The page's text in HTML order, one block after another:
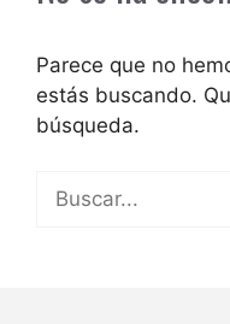
Parece que no
estás buscando.
búsqueda.
Buscar: